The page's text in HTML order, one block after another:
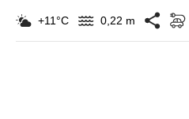
+11°C 0,22 m